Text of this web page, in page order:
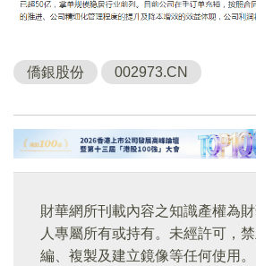
僑銀股份 002973.CN
財華網所刊載內容之知識產權為
人專屬所有或持有。未經許可，
編、複製及建立鏡像等任何使用。